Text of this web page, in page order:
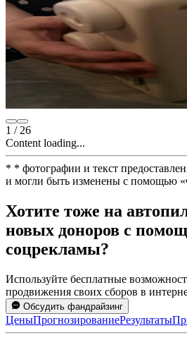
1 / 26
Content loading...
* * фотографии и текст
и могли быть изменены с помощью «
Хотите тоже на
новых доноров с
соцрекламы?
Используйте бесплатные
продвижения своих сборов в
Обсудить фандрайзинг
ЦеныПрогнозированиеРезультаты